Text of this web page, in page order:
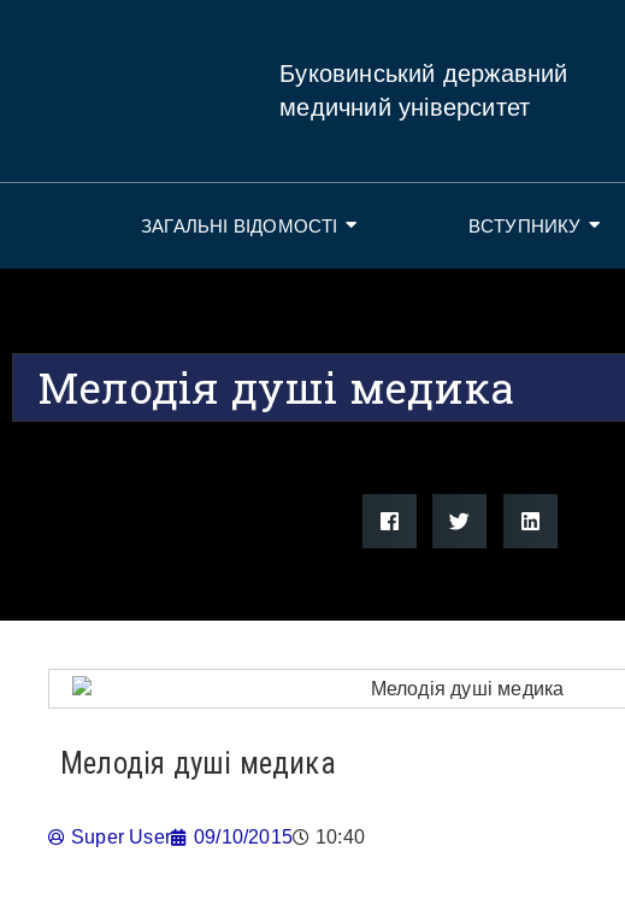
Буковинський державний
медичний університет
ЗАГАЛЬНІ ВІДОМОСТІ ВСТУПНИКУ
Мелодія душі медика
Мелодія душі медика
Super User 09/10/2015 10:40